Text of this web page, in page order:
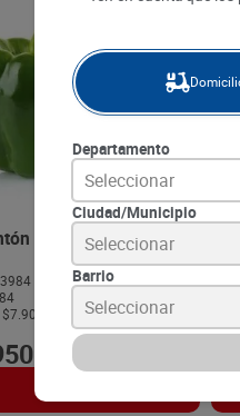
Verde x 500 g
$7.90
Departamento
Seleccionar
Ciudad/Municipio
Seleccionar
Barrio
Seleccionar